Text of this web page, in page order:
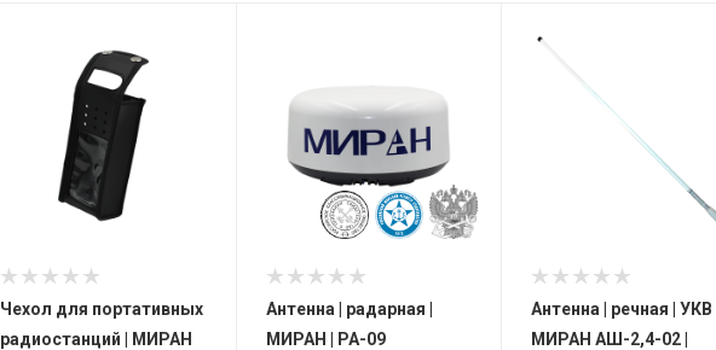
Чехол для портативных
радиостанций | МИРАН
Антенна | радарная |
МИРАН | РА-09
Антенна | речная | УКВ
МИРАН АШ-2,4-02 |